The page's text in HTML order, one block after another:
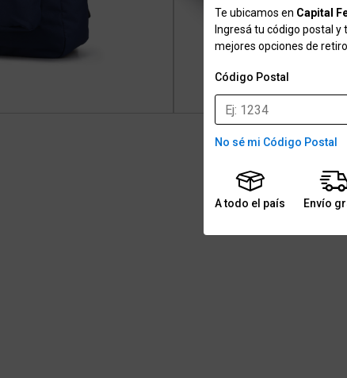
Te ubicamos en Capital
Ingresá tu código postal
mejores opciones de retiro
Código Postal
No sé mi Código Postal
A todo el país Envío